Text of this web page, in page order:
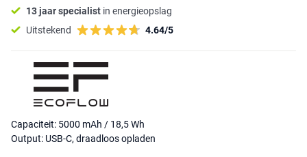
13 jaar specialist in energieopslag
Uitstekend
4.64/5
Capaciteit: 5000 mAh / 18,5 Wh
Output: USB-C, draadloos opladen